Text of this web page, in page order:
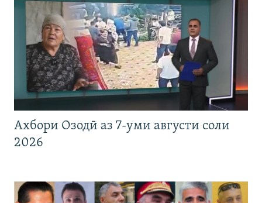
Ахбори Озодӣ аз 7-уми августи соли
2026